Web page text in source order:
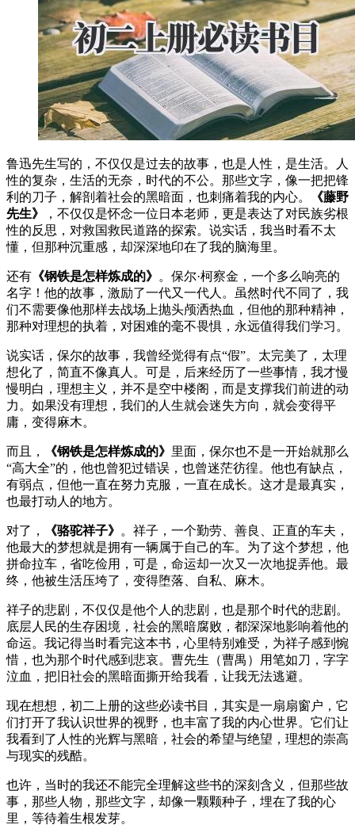
鲁迅先生写的，不仅仅是过去的故事，也是人性，是生活。人
性的复杂，生活的无奈，时代的不公。那些文字，像一把把锋
利的刀子，解剖着社会的黑暗面，也刺痛着我的内心。
《藤野
先生》
，不仅仅是怀念一位日本老师，更是表达了对民族劣根
性的反思，对救国救民道路的探索。说实话，我当时看不太
懂，但那种沉重感，却深深地印在了我的脑海里。
还有 《钢铁是怎样炼成的》 。保尔·柯察金，一个多么响亮的
名字！他的故事，激励了一代又一代人。虽然时代不同了，我
们不需要像他那样去战场上抛头颅洒热血，但他的那种精神，
那种对理想的执着，对困难的毫不畏惧，永远值得我们学习。
说实话，保尔的故事，我曾经觉得有点“假”。太完美了，太理
想化了，简直不像真人。可是，后来经历了一些事情，我才慢
慢明白，理想主义，并不是空中楼阁，而是支撑我们前进的动
力。如果没有理想，我们的人生就会迷失方向，就会变得平
庸，变得麻木。
而且， 《钢铁是怎样炼成的》 里面，保尔也不是一开始就那么
“高大全”的，他也曾犯过错误，也曾迷茫彷徨。他也有缺点，
有弱点，但他一直在努力克服，一直在成长。这才是最真实，
也最打动人的地方。
对了， 《骆驼祥子》 。祥子，一个勤劳、善良、正直的车夫，
他最大的梦想就是拥有一辆属于自己的车。为了这个梦想，他
拼命拉车，省吃俭用，可是，命运却一次又一次地捉弄他。最
终，他被生活压垮了，变得堕落、自私、麻木。
祥子的悲剧，不仅仅是他个人的悲剧，也是那个时代的悲剧。
底层人民的生存困境，社会的黑暗腐败，都深深地影响着他的
命运。我记得当时看完这本书，心里特别难受，为祥子感到惋
惜，也为那个时代感到悲哀。曹先生（曹禺）用笔如刀，字字
泣血，把旧社会的黑暗面撕开给我看，让我无法逃避。
现在想想，初二上册的这些必读书目，其实是一扇扇窗户，它
们打开了我认识世界的视野，也丰富了我的内心世界。它们让
我看到了人性的光辉与黑暗，社会的希望与绝望，理想的崇高
与现实的残酷。
也许，当时的我还不能完全理解这些书的深刻含义，但那些故
事，那些人物，那些文字，却像一颗颗种子，埋在了我的心
里，等待着生根发芽。